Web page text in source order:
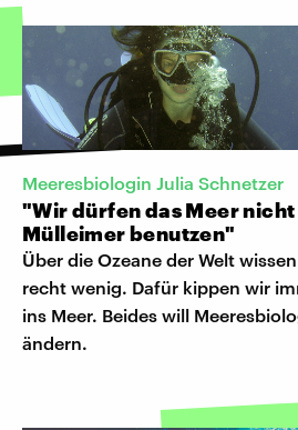
Meeresbiologin Julia Schnetzer
"Wir dürfen das Meer nicht
Mülleimer benutzen"
Über die Ozeane der Welt
recht wenig. Dafür kippen wir
ins Meer. Beides will
ändern.